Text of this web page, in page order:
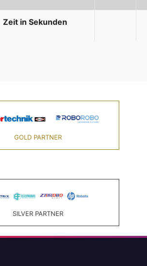
Zeit in Sekunden
GOLD PARTNER
SILVER PARTNER